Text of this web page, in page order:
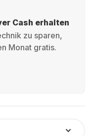
Cash erhalten
zu sparen,
Monat gratis.